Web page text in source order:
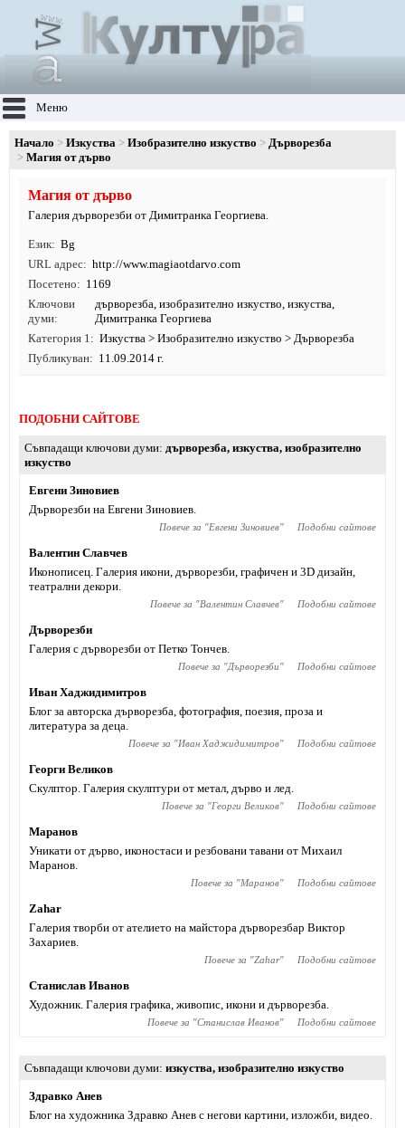
Меню
Начало Изкуства Изобразително изкуство
Дърворезба
Магия от дърво
Магия от дърво
Галерия дърворезби от Димитранка Георгиева.
Език
Bg
URL адрес
http://www.magiaotdarvo.com
Посетено
1169
Ключови
думи
дърворезба, изобразително изкуство, изкуства,
Димитранка Георгиева
Категория 1
Изкуства > Изобразително изкуство > Дърворезба
Публикуван
11.09.2014 г.
ПОДОБНИ САЙТОВЕ
Съвпадащи ключови думи дърворезба, изкуства, изобразително
изкуство
Евгени Зиновиев
Дърворезби на Евгени Зиновиев.
Повече за "Евгени Зиновиев" Подобни сайтове
Валентин Славчев
Иконописец. Галерия икони, дърворезби, графичен и 3D дизайн,
театрални декори.
Повече за "Валентин Славчев" Подобни сайтове
Дърворезби
Галерия с дърворезби от Петко Тончев.
Повече за "Дърворезби" Подобни сайтове
Иван Хаджидимитров
Блог за авторска дърворезба, фотография, поезия, проза и
литература за деца.
Повече за "Иван Хаджидимитров" Подобни сайтове
Георги Великов
Скулптор. Галерия скулптури от метал, дърво и лед.
Повече за "Георги Великов" Подобни сайтове
Маранов
Уникати от дърво, иконостаси и резбовани тавани от Михаил
Маранов.
Повече за "Маранов" Подобни сайтове
Zahar
Галерия творби от ателието на майстора дърворезбар Виктор
Захариев.
Повече за "Zahar" Подобни сайтове
Станислав Иванов
Художник. Галерия графика, живопис, икони и дърворезба.
Повече за "Станислав Иванов" Подобни сайтове
Съвпадащи ключови думи изкуства, изобразително изкуство
Здравко Анев
Блог на художника Здравко Анев с негови картини, изложби, видео.